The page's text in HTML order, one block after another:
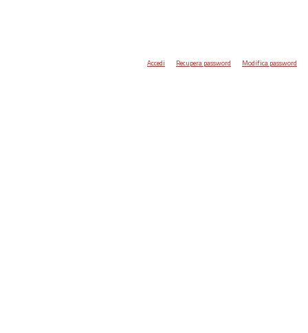
Accedi Recupera password Modifica password